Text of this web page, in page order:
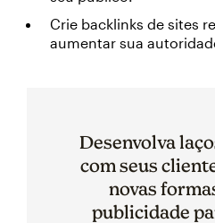
Crie backlinks de sites
aumentar sua
Desenvolva
com seus
novas
publicidade